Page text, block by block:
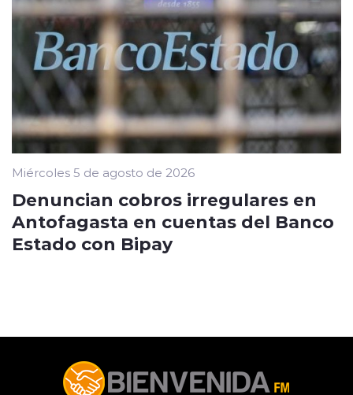
Miércoles 5 de agosto de 2026
Denuncian cobros irregulares en
Antofagasta en cuentas del Banco
Estado con Bipay